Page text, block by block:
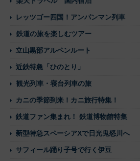
レッツゴー四国！アンパンマン列車
鉄道の旅を楽しむツアー
立山黒部アルペンルート
近鉄特急「ひのとり」
観光列車・寝台列車の旅
カニの季節到来！カニ旅行特集！
鉄道ファン集まれ！ 鉄道博物館特集
新型特急スペーシアXで日光鬼怒川へ
サフィール踊り子号で行く伊豆